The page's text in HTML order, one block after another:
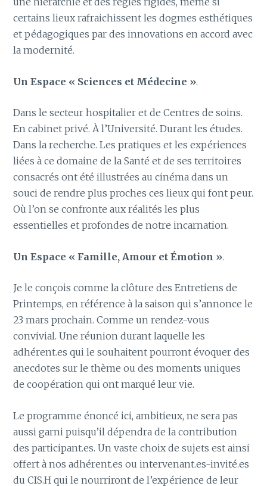
certains lieux rafraichissent les dogmes esthétiques
et pédagogiques par des innovations en accord avec
la modernité.
Un Espace « Sciences et Médecine ».
Dans le secteur hospitalier et de Centres de soins.
En cabinet privé. À l’Université. Durant les études.
Dans la recherche. Les pratiques et les expériences
liées à ce domaine de la Santé et de ses territoires
consacrés ont été illustrées au cinéma dans un
souci de rendre plus proches ces lieux qui font peur.
Où l’on se confronte aux réalités les plus
essentielles et profondes de notre incarnation.
Un Espace « Famille, Amour et Émotion ».
Je le conçois comme la clôture des Entretiens de
Printemps, en référence à la saison qui s’annonce le
23 mars prochain. Comme un rendez-vous
convivial. Une réunion durant laquelle les
adhérent.es qui le souhaitent pourront évoquer des
anecdotes sur le thème ou des moments uniques
de coopération qui ont marqué leur vie.
Le programme énoncé ici, ambitieux, ne sera pas
aussi garni puisqu’il dépendra de la contribution
des participant.es. Un vaste choix de sujets est ainsi
offert à nos adhérent.es ou intervenant.es-invité.es
du CIS.H qui le nourriront de l’expérience de leur